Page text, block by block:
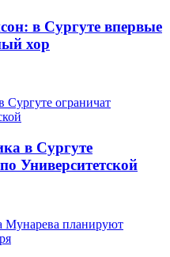
в Сургуте впервые
хор
в Сургуте
Университетской